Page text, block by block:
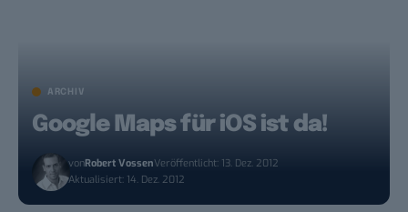
ARCHIV
Google Maps für iOS ist da!
vonRobert VossenVeröffentlicht: 13. Dez. 2012
Aktualisiert: 14. Dez. 2012